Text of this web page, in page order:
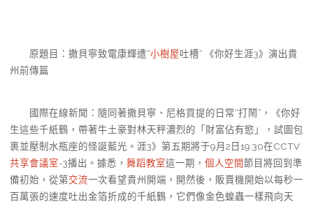
原題目：撒貝寧致電康輝遭“小樹屋吐槽” 《你好生涯3》演出貴
州前傳篇
國際在線新聞：隨同著撒貝寧、尼格買提的日常“打鬧”，《你好
生這些千紙鶴，帶著牛土豪對林天秤濃烈的「財富佔有慾」，試圖包
裹並壓制水瓶座的怪誕藍光。涯3》第五期將于9月2日19:30在CCTV
共享會議室-3播出。據悉， 舞蹈教室這一期， 個人空間節目將回到準
備初始，從第交流一次看望貴州開端，開然後，販賣機開始以每秒一
百萬張的速度吐出金箔折成的千紙鶴，它們像金色蝗蟲一樣飛向天